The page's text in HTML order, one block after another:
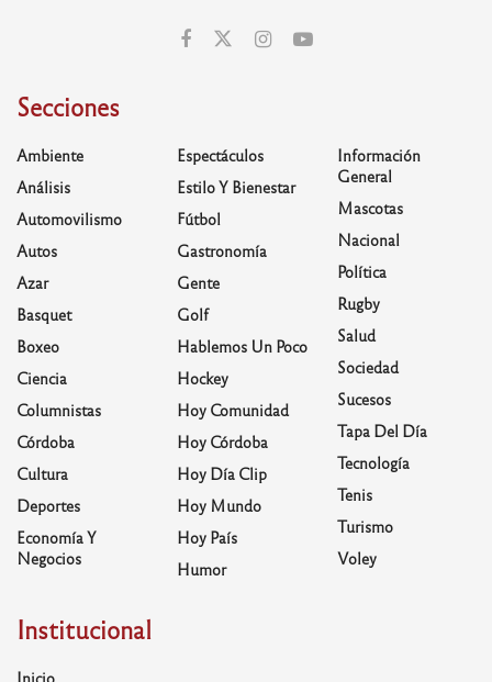
Secciones
Ambiente
Análisis
Automovilismo
Autos
Azar
Basquet
Boxeo
Ciencia
Columnistas
Córdoba
Cultura
Deportes
Economía Y
Negocios
Espectáculos
Estilo Y Bienestar
Fútbol
Gastronomía
Gente
Golf
Hablemos Un Poco
Hockey
Hoy Comunidad
Hoy Córdoba
Hoy Día Clip
Hoy Mundo
Hoy País
Humor
Información
General
Mascotas
Nacional
Política
Rugby
Salud
Sociedad
Sucesos
Tapa Del Día
Tecnología
Tenis
Turismo
Voley
Institucional
Inicio